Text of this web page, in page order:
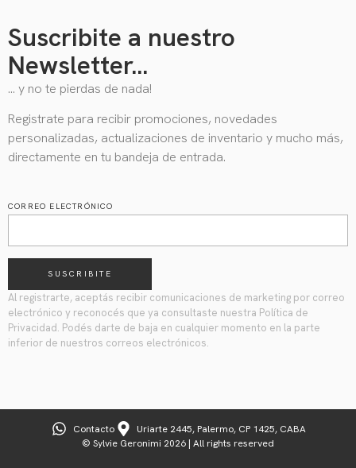
Suscribite a nuestro
Newsletter...
… y no te pierdas de nada!
Registrate para recibir promociones, novedades
personalizadas, actualizaciones de inventario y mucho más,
directamente en tu bandeja de entrada.
CORREO ELECTRÓNICO
SUSCRIBITE
Al registrarte, aceptás recibir comunicaciones de marketing por correo
electrónico y reconocés que ya consultaste nuestra Política de
Privacidad. Podés darte de baja en cualquier momento en la parte
inferior de nuestros correos electrónicos.
Contacto
Uriarte 2445, Palermo, CP 1425, CABA
© Sylvie Geronimi 2026 | All rights reserved